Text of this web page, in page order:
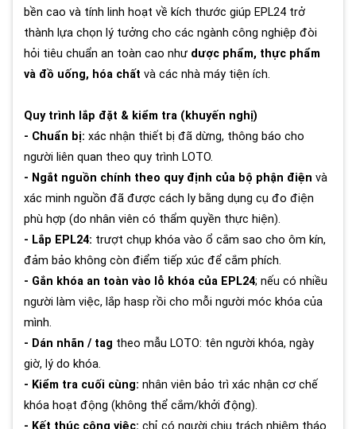
bền cao và tính linh hoạt về kích thước giúp EPL24 trở
thành lựa chọn lý tưởng cho các ngành công nghiệp đòi
hỏi tiêu chuẩn an toàn cao như dược phẩm, thực phẩm
và đồ uống, hóa chất và các nhà máy tiện ích.
Quy trình lắp đặt & kiểm tra (khuyến nghị)
- Chuẩn bị: xác nhận thiết bị đã dừng, thông báo cho
người liên quan theo quy trình LOTO.
- Ngắt nguồn chính theo quy định của bộ phận điện và
xác minh nguồn đã được cách ly bằng dụng cụ đo điện
phù hợp (do nhân viên có thẩm quyền thực hiện).
- Lắp EPL24: trượt chụp khóa vào ổ cắm sao cho ôm kín,
đảm bảo không còn điểm tiếp xúc để cắm phích.
- Gắn khóa an toàn vào lỗ khóa của EPL24; nếu có nhiều
người làm việc, lắp hasp rồi cho mỗi người móc khóa của
mình.
- Dán nhãn / tag theo mẫu LOTO: tên người khóa, ngày
giờ, lý do khóa.
- Kiểm tra cuối cùng: nhân viên bảo trì xác nhận cơ chế
khóa hoạt động (không thể cắm/khởi động).